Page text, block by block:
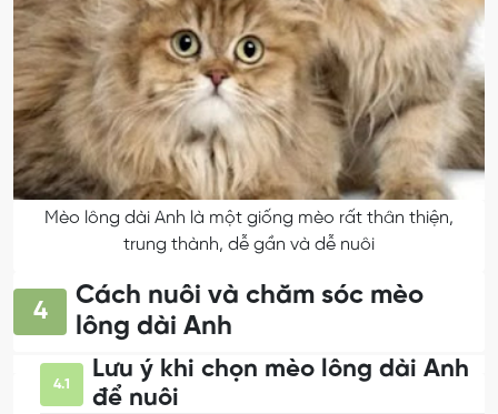
Mèo lông dài Anh là một giống mèo rất thân thiện,
trung thành, dễ gần và dễ nuôi
4
Cách nuôi và chăm sóc mèo
lông dài Anh
4.1
Lưu ý khi chọn mèo lông dài Anh
để nuôi